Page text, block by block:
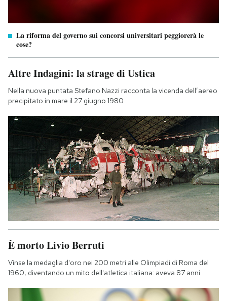
La riforma del governo sui concorsi universitari peggiorerà le
cose?
Altre Indagini: la strage di Ustica
Nella nuova puntata Stefano Nazzi racconta la vicenda dell’aereo
precipitato in mare il 27 giugno 1980
È morto Livio Berruti
Vinse la medaglia d'oro nei 200 metri alle Olimpiadi di Roma del
1960, diventando un mito dell'atletica italiana: aveva 87 anni